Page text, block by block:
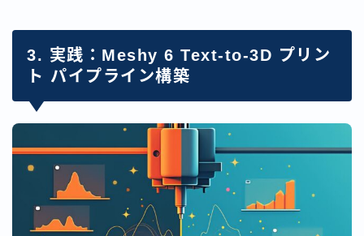
3. 実践：Meshy 6 Text-to-3D プリン
ト パイプライン構築